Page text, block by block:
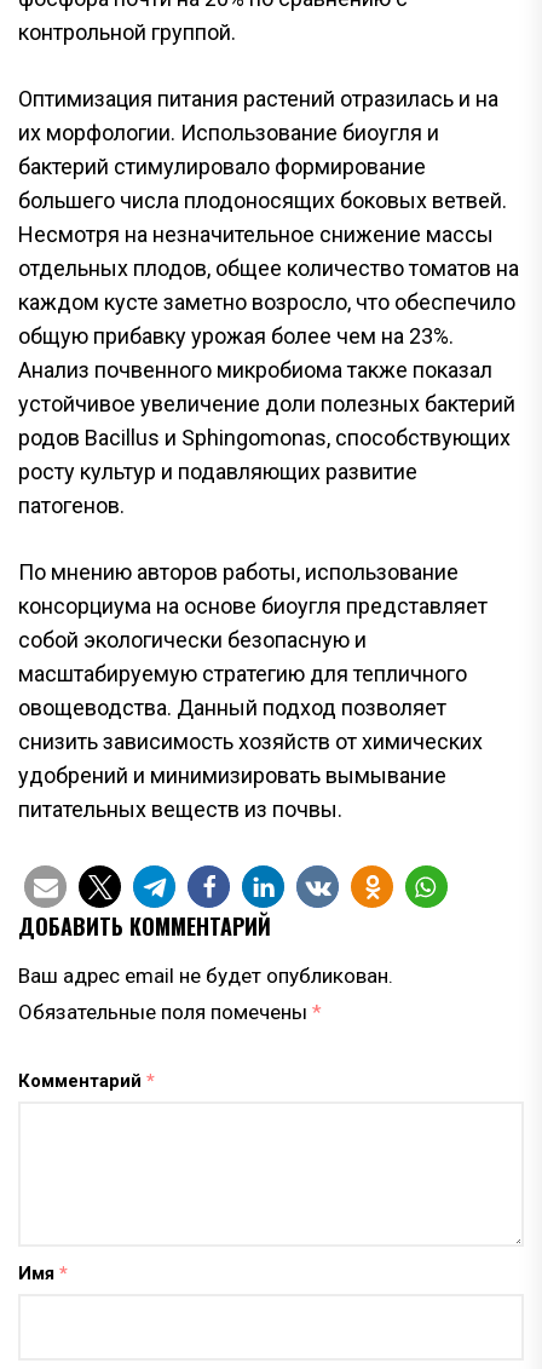
контрольной группой.
Оптимизация питания растений отразилась и на
их морфологии. Использование биоугля и
бактерий стимулировало формирование
большего числа плодоносящих боковых ветвей.
Несмотря на незначительное снижение массы
отдельных плодов, общее количество томатов на
каждом кусте заметно возросло, что обеспечило
общую прибавку урожая более чем на 23%.
Анализ почвенного микробиома также показал
устойчивое увеличение доли полезных бактерий
родов Bacillus и Sphingomonas, способствующих
росту культур и подавляющих развитие
патогенов.
По мнению авторов работы, использование
консорциума на основе биоугля представляет
собой экологически безопасную и
масштабируемую стратегию для тепличного
овощеводства. Данный подход позволяет
снизить зависимость хозяйств от химических
удобрений и минимизировать вымывание
питательных веществ из почвы.
ДОБАВИТЬ КОММЕНТАРИЙ
Ваш адрес email не будет опубликован.
Обязательные поля помечены *
Комментарий *
Имя *